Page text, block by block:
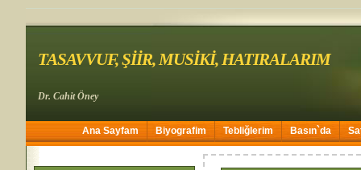
TASAVVUF, ŞİİR, MUSİKİ, HATIRALARIM
Dr. Cahit Öney
Ana Sayfam Biyografim Tebliğlerim Basın`da